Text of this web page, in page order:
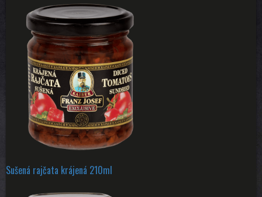
Sušená rajčata krájená 210ml